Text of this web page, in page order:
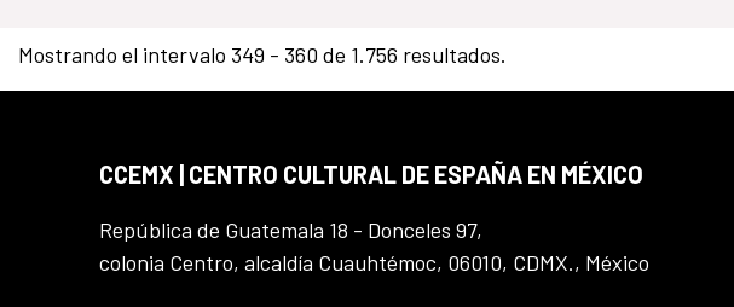
Mostrando el intervalo 349 - 360 de 1.756 resultados.
CCEMX | CENTRO CULTURAL DE ESPAÑA EN MÉXICO
República de Guatemala 18 - Donceles 97,
colonia Centro, alcaldía Cuauhtémoc, 06010, CDMX., México